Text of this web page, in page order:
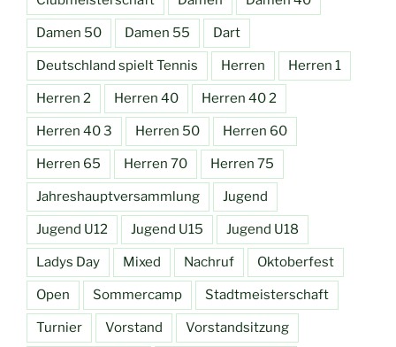
Damen 50 Damen 55 Dart
Deutschland spielt Tennis Herren Herren 1
Herren 2 Herren 40 Herren 40 2
Herren 40 3 Herren 50 Herren 60
Herren 65 Herren 70 Herren 75
Jahreshauptversammlung Jugend
Jugend U12 Jugend U15 Jugend U18
Ladys Day Mixed Nachruf Oktoberfest
Open Sommercamp Stadtmeisterschaft
Turnier Vorstand Vorstandsitzung